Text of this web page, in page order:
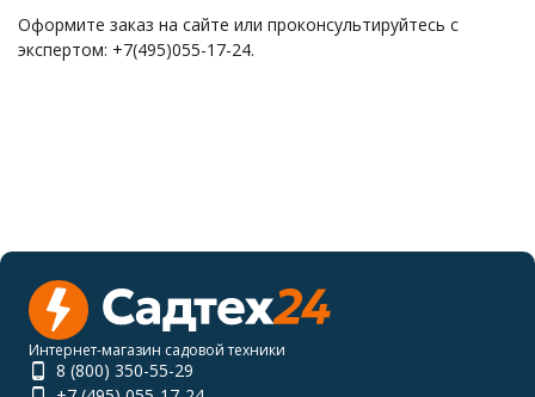
Оформите заказ на сайте или проконсультируйтесь с
экспертом: +7(495)055-17-24.
Интернет-магазин садовой техники
8 (800) 350-55-29